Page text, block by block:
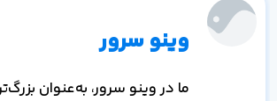
وینو سرور
ما در وینو سرور، به‌عنوان